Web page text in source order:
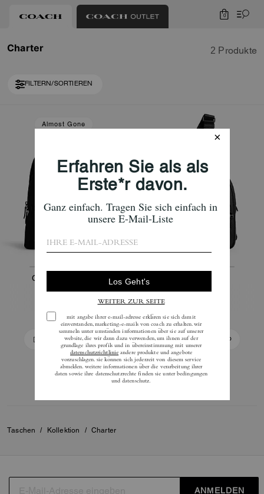
0
Charter 2 Produkte
FILTERN/SORTIEREN
Almost Gone
Charter Backpack
255 € 425 €
In Den Warenkorb
255 €
In Den Warenkorb
Taschen / Kollektion / Charter
ANMELDEN